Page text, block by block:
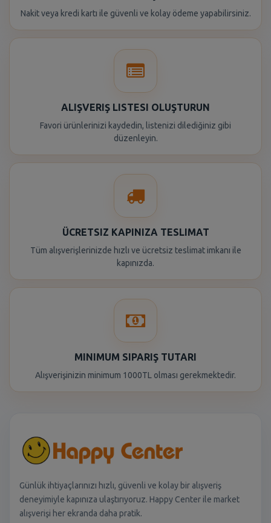
Nakit veya kredi kartı ile güvenli ve kolay ödeme yapabilirsiniz.
ALIŞVERIŞ LISTESI OLUŞTURUN
Favori ürünlerinizi kaydedin, listenizi dilediğiniz gibi
düzenleyin.
ÜCRETSIZ KAPINIZA TESLIMAT
Tüm alışverişlerinizde hızlı ve ücretsiz teslimat imkanı ile
kapınızda.
MINIMUM SIPARIŞ TUTARI
Alışverişinizin minimum 1000TL olması gerekmektedir.
Günlük ihtiyaçlarınızı hızlı, güvenli ve kolay bir alışveriş
deneyimiyle kapınıza ulaştırıyoruz. Happy Center ile market
alışverişi her ekranda daha pratik.